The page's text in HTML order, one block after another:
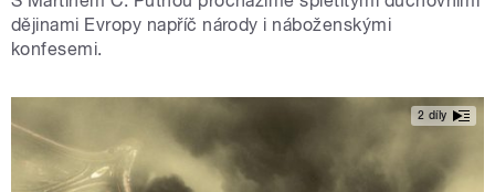
dějinami Evropy napříč národy i náboženskými
konfesemi.
2 díly